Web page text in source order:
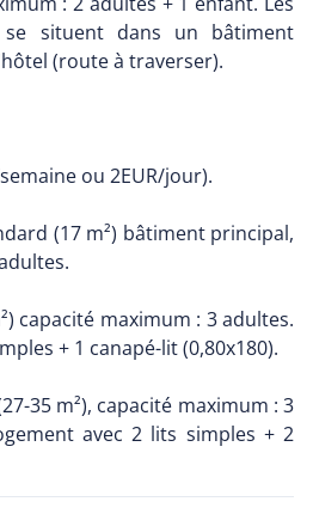
se situent dans un bâtiment
(route à traverser).
ou 2EUR/jour).
(17 m²) bâtiment principal,
capacité maximum : 3 adultes.
+ 1 canapé-lit (0,80x180).
35 m²), capacité maximum : 3
avec 2 lits simples + 2